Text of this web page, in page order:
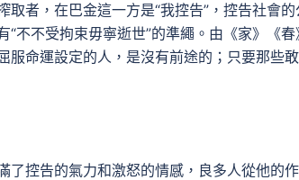
取者，在巴金這一方是“我控告”，控告社會
不不受拘束毋寧逝世”的準繩。由《家》《
服命運設定的人，是沒有前途的；只要那些
了控告的氣力和激怒的情感，良多人從他的